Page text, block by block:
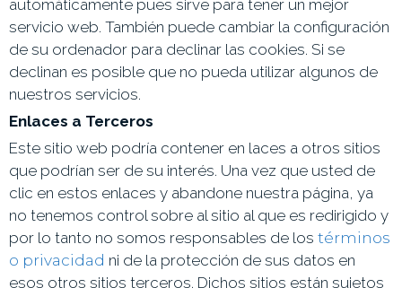
automáticamente pues sirve para tener un mejor
servicio web. También puede cambiar la configuración
de su ordenador para declinar las cookies. Si se
declinan es posible que no pueda utilizar algunos de
nuestros servicios.
Enlaces a Terceros
Este sitio web podría contener en laces a otros sitios
que podrían ser de su interés. Una vez que usted de
clic en estos enlaces y abandone nuestra página, ya
no tenemos control sobre al sitio al que es redirigido y
por lo tanto no somos responsables de los términos
o privacidad ni de la protección de sus datos en
esos otros sitios terceros. Dichos sitios están sujetos